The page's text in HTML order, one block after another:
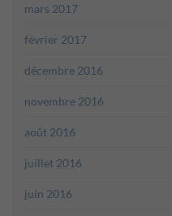
mars 2017
février 2017
décembre 2016
novembre 2016
août 2016
juillet 2016
juin 2016